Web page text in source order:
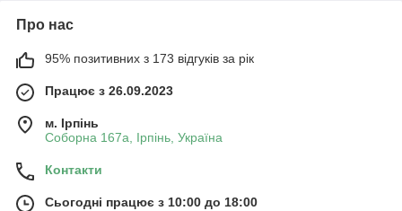
Про нас
95% позитивних з 173 відгуків за рік
Працює з 26.09.2023
м. Ірпінь
Соборна 167а, Ірпінь, Україна
Контакти
Сьогодні працює з 10:00 до 18:00